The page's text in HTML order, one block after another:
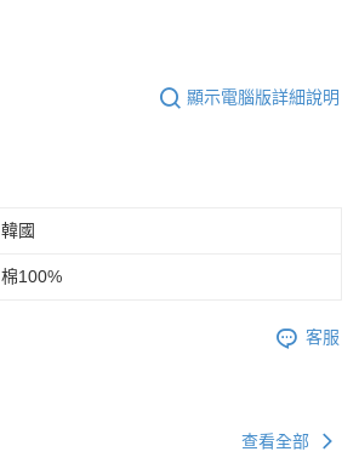
顯示電腦版詳細說明
韓國
棉100%
客服
查看全部